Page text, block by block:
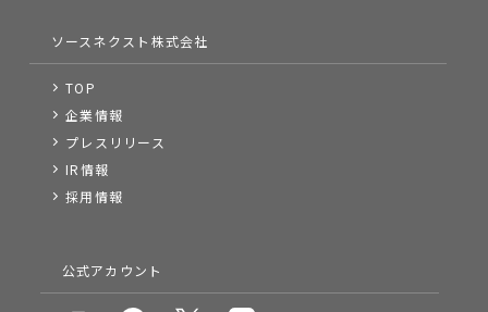
ソースネクスト株式会社
TOP
企業情報
プレスリリース
IR情報
採用情報
公式アカウント